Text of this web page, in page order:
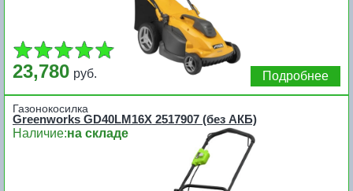
23,780 руб. Подробнее
Газонокосилка
Greenworks GD40LM16X 2517907 (без АКБ)
Наличие:на складе